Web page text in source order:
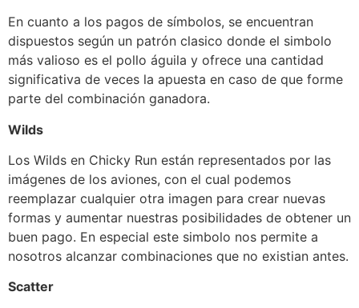
En cuanto a los pagos de símbolos, se encuentran
dispuestos según un patrón clasico donde el simbolo
más valioso es el pollo águila y ofrece una cantidad
significativa de veces la apuesta en caso de que forme
parte del combinación ganadora.
Wilds
Los Wilds en Chicky Run están representados por las
imágenes de los aviones, con el cual podemos
reemplazar cualquier otra imagen para crear nuevas
formas y aumentar nuestras posibilidades de obtener un
buen pago. En especial este simbolo nos permite a
nosotros alcanzar combinaciones que no existian antes.
Scatter